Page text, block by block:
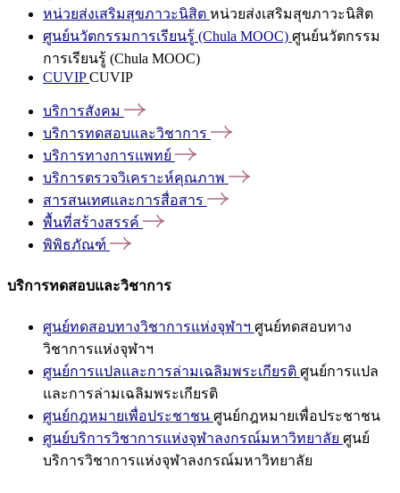
หน่วยส่งเสริมสุขภาวะนิสิต หน่วยส่งเสริมสุขภาวะนิสิต
ศูนย์นวัตกรรมการเรียนรู้ (Chula MOOC) ศูนย์นวัตกรรม
การเรียนรู้ (Chula MOOC)
CUVIPCUVIP
บริการสังคม
บริการทดสอบและวิชาการ
บริการทางการแพทย์
บริการตรวจวิเคราะห์คุณภาพ
สารสนเทศและการสื่อสาร
พื้นที่สร้างสรรค์
พิพิธภัณฑ์
บริการทดสอบและวิชาการ
ศูนย์ทดสอบทางวิชาการแห่งจุฬาฯ ศูนย์ทดสอบทาง
วิชาการแห่งจุฬาฯ
ศูนย์การแปลและการล่ามเฉลิมพระเกียรติ ศูนย์การแปล
และการล่ามเฉลิมพระเกียรติ
ศูนย์กฎหมายเพื่อประชาชน ศูนย์กฎหมายเพื่อประชาชน
ศูนย์บริการวิชาการแห่งจุฬาลงกรณ์มหาวิทยาลัย ศูนย์
บริการวิชาการแห่งจุฬาลงกรณ์มหาวิทยาลัย